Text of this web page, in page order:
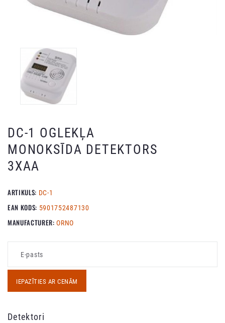
DC-1 OGLEKĻA
MONOKSĪDA DETEKTORS
3XAA
ARTIKULS: DC-1
EAN KODS: 5901752487130
MANUFACTURER: ORNO
IEPAZĪTIES AR CENĀM
Detektori